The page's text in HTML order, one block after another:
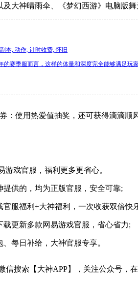
及大神晴雨伞、《梦幻西游》电脑版
本, 动作, 计时收费, 怀旧
的赛季服而言，这样的体量和深度完全能够满足玩
券：使用热爱值抽奖，还可获得滴滴
游戏官服，福利更多更省心。
提供的，均为正版官服，安全可靠;
官服福利+大神福利，一次收获双倍快
载更新多款网易游戏官服，省心省力;
每日补给，大神官服专享。
信搜索【大神APP】，关注公众号，